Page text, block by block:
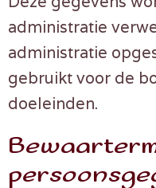
administratie
administratie
gebruikt voor de
doeleinden.